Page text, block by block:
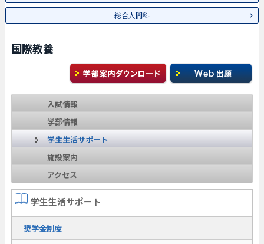
総合人間科
国際教養
入試情報
学部情報
学生生活サポート
施設案内
アクセス
学生生活サポート
奨学金制度